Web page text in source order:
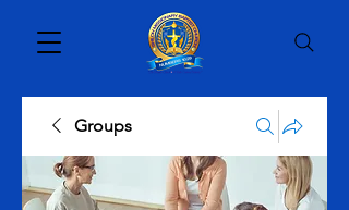
Groups